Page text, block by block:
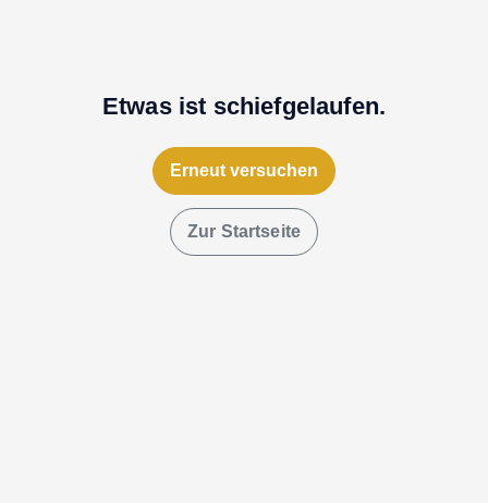
Etwas ist schiefgelaufen.
Erneut versuchen
Zur Startseite